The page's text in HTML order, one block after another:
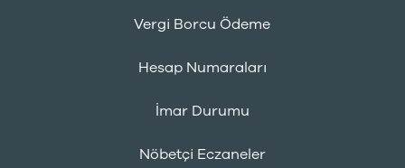
Vergi Borcu Ödeme
Hesap Numaraları
İmar Durumu
Nöbetçi Eczaneler